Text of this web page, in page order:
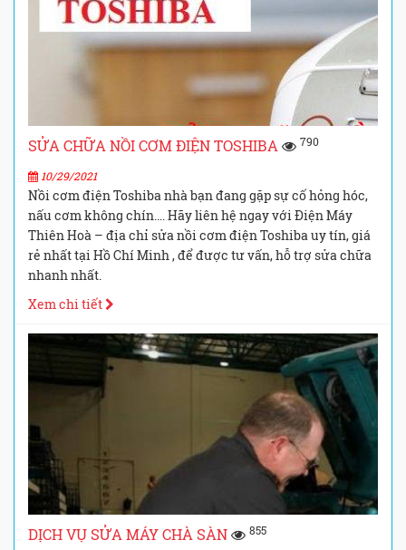
SỬA CHỮA NỒI CƠM ĐIỆN TOSHIBA 790
10/29/2021
Nồi cơm điện Toshiba nhà bạn đang gặp sự cố hỏng hóc,
nấu cơm không chín…. Hãy liên hệ ngay với Điện Máy
Thiên Hoà – địa chỉ sửa nồi cơm điện Toshiba uy tín, giá
rẻ nhất tại Hồ Chí Minh , để được tư vấn, hỗ trợ sửa chữa
nhanh nhất.
Xem chi tiết
DỊCH VỤ SỬA MÁY CHÀ SÀN 855